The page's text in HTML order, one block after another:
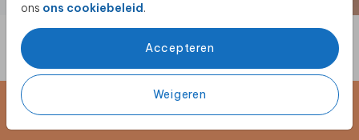
ons ons cookiebeleid.
Accepteren
Weigeren
Schrijf je in voor de nieuwsbrief